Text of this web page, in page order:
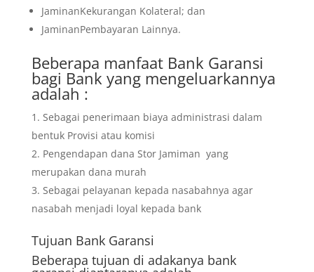
JaminanKekurangan Kolateral; dan
JaminanPembayaran Lainnya.
Beberapa manfaat Bank Garansi
bagi Bank yang mengeluarkannya
adalah :
Sebagai penerimaan biaya administrasi dalam
bentuk Provisi atau komisi
Pengendapan dana Stor Jamiman yang
merupakan dana murah
Sebagai pelayanan kepada nasabahnya agar
nasabah menjadi loyal kepada bank
Tujuan Bank Garansi
Beberapa tujuan di adakanya bank